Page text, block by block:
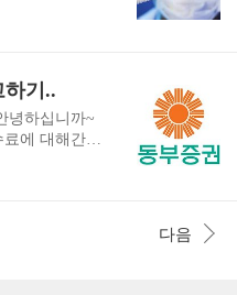
지만 인증등
제가 통합되
화과정을
4회 실시가
크게 세분
포토마스
공약품 및 가
며 후공정재
이어, 봉지재
식 엠케이
얼즈 반도체,
특수가스(N
하기..
녕하십니까~
에 대해간단
1982년에
하고 있습니
에 따라 수수
다음